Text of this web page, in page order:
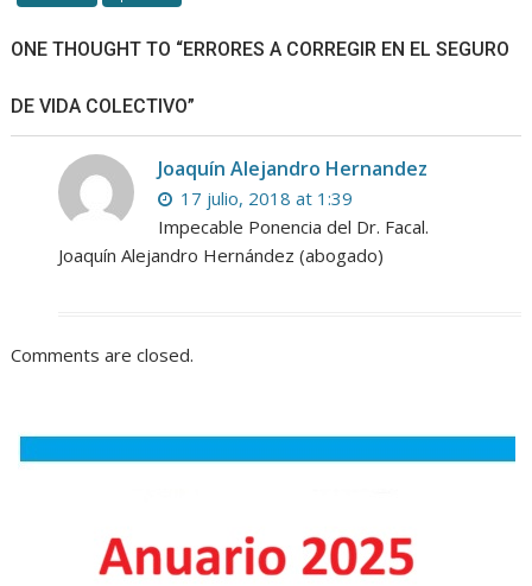
ONE THOUGHT TO “ERRORES A CORREGIR EN EL SEGURO
DE VIDA COLECTIVO”
Joaquín Alejandro Hernandez
17 julio, 2018 at 1:39
Impecable Ponencia del Dr. Facal.
Joaquín Alejandro Hernández (abogado)
Comments are closed.